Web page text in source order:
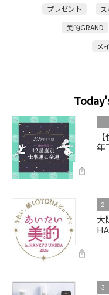
プレゼント
美的GRAND
メ
1
年
2
大
3